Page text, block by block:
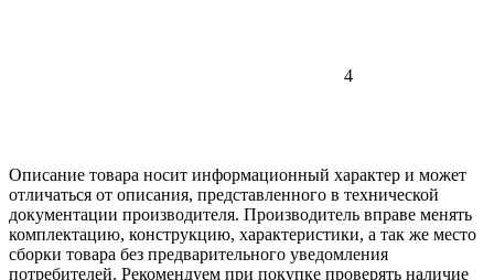
4
Описание товара носит информационный характер и может
отличаться от описания, представленного в технической
документации производителя. Производитель вправе менять
комплектацию, конструкцию, характеристики, а так же место
сборки товара без предварительного уведомления
потребителей. Рекомендуем при покупке проверять наличие